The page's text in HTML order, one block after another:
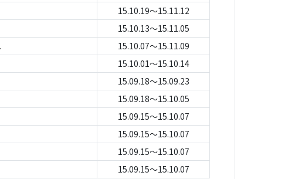
15.10.19～15.11.12
15.10.13～15.11.05
15.10.07～15.11.09
15.10.01～15.10.14
15.09.18～15.09.23
15.09.18～15.10.05
15.09.15～15.10.07
15.09.15～15.10.07
15.09.15～15.10.07
15.09.15～15.10.07